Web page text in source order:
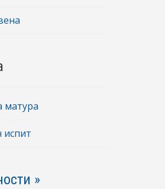
матура
»